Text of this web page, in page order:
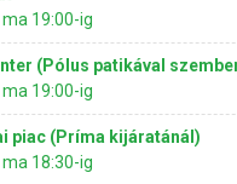
19:00-ig
(Pólus patikával
19:00-ig
piac (Príma kijáratánál)
18:30-ig